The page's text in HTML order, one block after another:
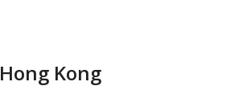
Hong Kong